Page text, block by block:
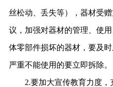
丝松动、丢失等），器材受
议，加强对器材的管理、使
体零部件损坏的器材，要及
严重不能使用的要立即拆除。
2.要加大宣传教育力度，